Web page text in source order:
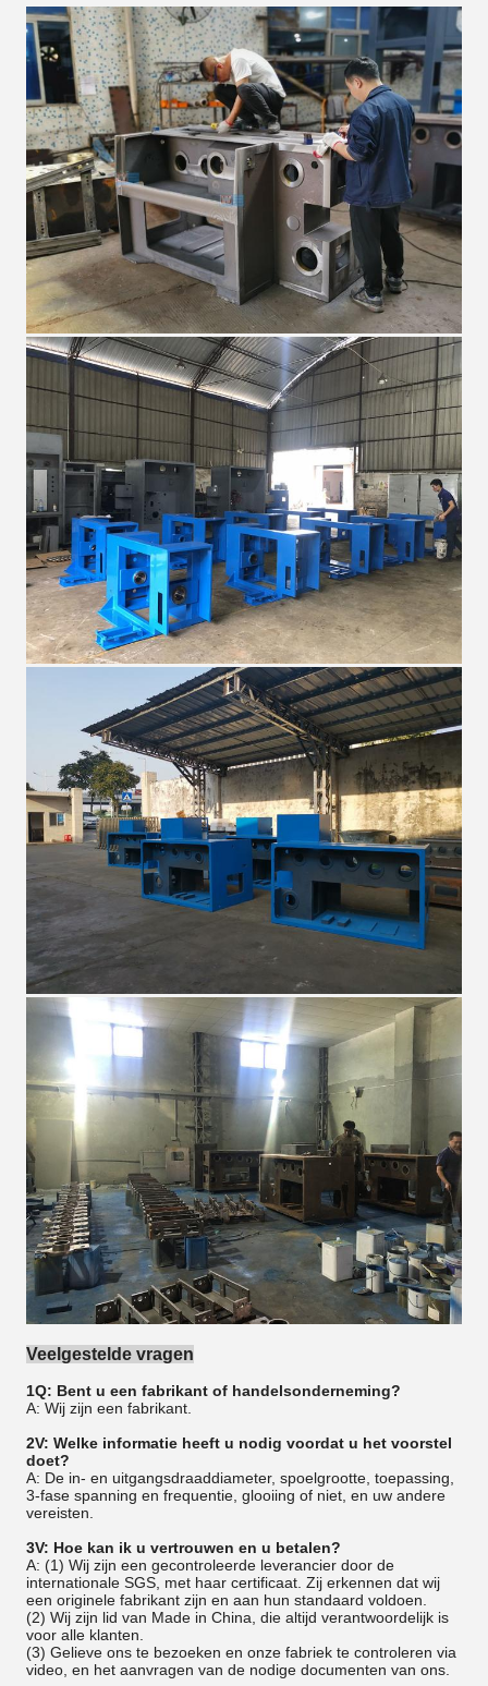
Veelgestelde vragen
1Q: Bent u een fabrikant of handelsonderneming?
A: Wij zijn een fabrikant.
2V: Welke informatie heeft u nodig voordat u het voorstel
doet?
A: De in- en uitgangsdraaddiameter, spoelgrootte, toepassing,
3-fase spanning en frequentie, glooiing of niet, en uw andere
vereisten.
3V: Hoe kan ik u vertrouwen en u betalen?
A: (1) Wij zijn een gecontroleerde leverancier door de
internationale SGS, met haar certificaat. Zij erkennen dat wij
een originele fabrikant zijn en aan hun standaard voldoen.
(2) Wij zijn lid van Made in China, die altijd verantwoordelijk is
voor alle klanten.
(3) Gelieve ons te bezoeken en onze fabriek te controleren via
video, en het aanvragen van de nodige documenten van ons.